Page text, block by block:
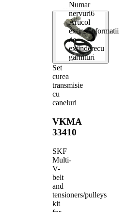
Set
curea
transmisie
cu
caneluri
VKMA
33410
SKF
Multi-
V-
belt
and
tensioners/pulleys
kit
caneluri
Numar
nervuri6
Articol
extins/Informatii
de
extinderecu
garnituri